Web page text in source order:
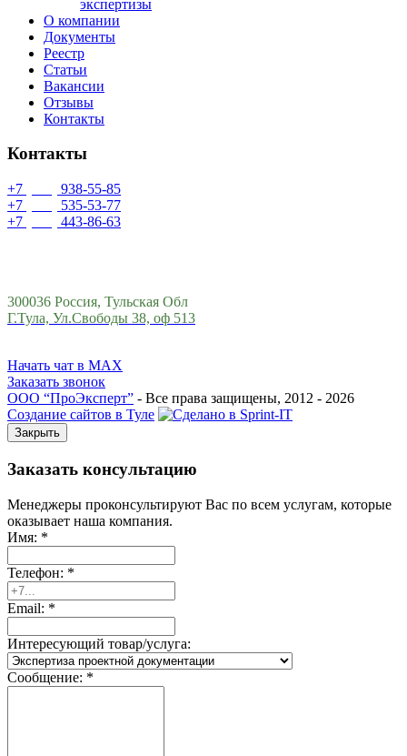
экспертизы
О компании
Документы
Реестр
Статьи
Вакансии
Отзывы
Контакты
Контакты
+7
938-55-85
+7
535-53-77
+7
443-86-63
300036 Россия, Тульская Обл
Г.Тула, Ул.Свободы 38, оф 513
Начать чат в MAX
Заказать звонок
ООО “ПроЭксперт” - Все права защищены, 2012 - 2026
Создание сайтов в Туле
Закрыть
Заказать консультацию
Менеджеры проконсультируют Вас по всем услугам, которые
оказывает наша компания.
Имя: *
Телефон: *
Email: *
Интересующий товар/услуга:
Сообщение: *